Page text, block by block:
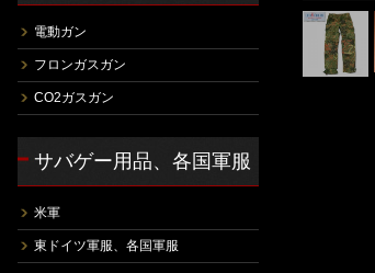
電動ガン
フロンガスガン
CO2ガスガン
サバゲー用品、各国軍服
米軍
東ドイツ軍服、各国軍服